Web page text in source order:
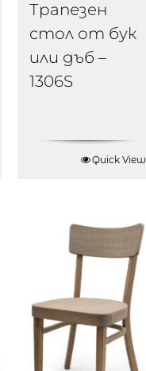
Трапезен
стол от бук
или дъб –
1306S
Quick View